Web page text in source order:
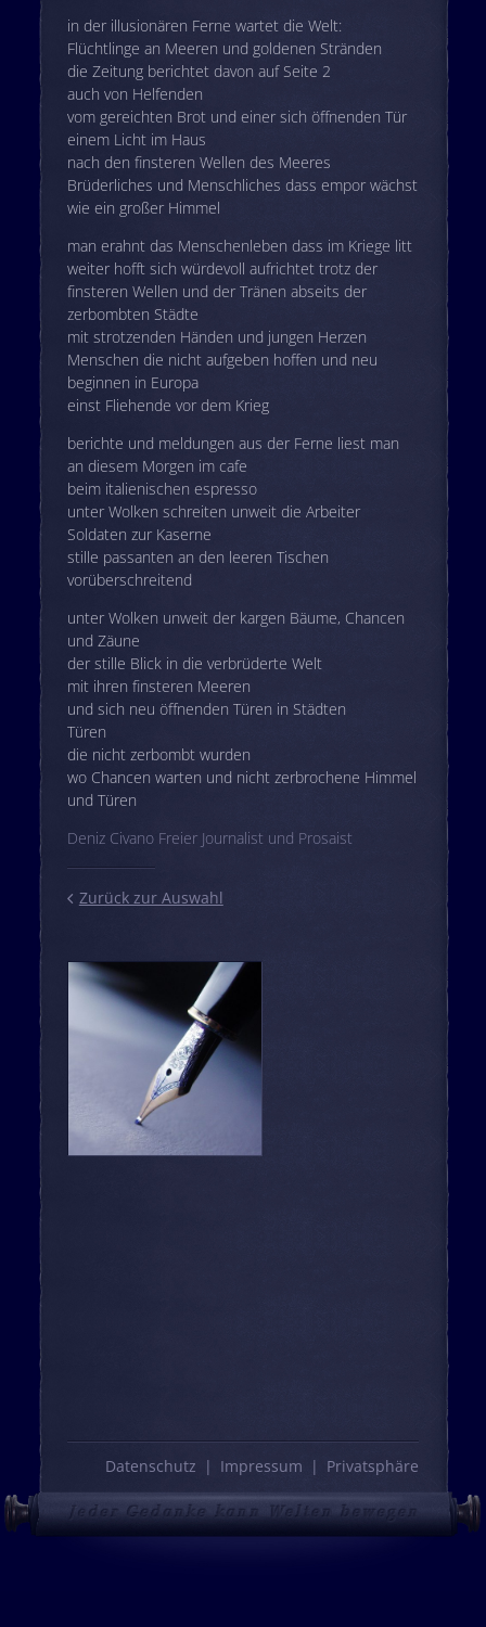
in der illusionären Ferne wartet die Welt:
Flüchtlinge an Meeren und goldenen Stränden
die Zeitung berichtet davon auf Seite 2
auch von Helfenden
vom gereichten Brot und einer sich öffnenden Tür
einem Licht im Haus
nach den finsteren Wellen des Meeres
Brüderliches und Menschliches dass empor wächst
wie ein großer Himmel
man erahnt das Menschenleben dass im Kriege litt
weiter hofft sich würdevoll aufrichtet trotz der
finsteren Wellen und der Tränen abseits der
zerbombten Städte
mit strotzenden Händen und jungen Herzen
Menschen die nicht aufgeben hoffen und neu
beginnen in Europa
einst Fliehende vor dem Krieg
berichte und meldungen aus der Ferne liest man
an diesem Morgen im cafe
beim italienischen espresso
unter Wolken schreiten unweit die Arbeiter
Soldaten zur Kaserne
stille passanten an den leeren Tischen
vorüberschreitend
unter Wolken unweit der kargen Bäume, Chancen
und Zäune
der stille Blick in die verbrüderte Welt
mit ihren finsteren Meeren
und sich neu öffnenden Türen in Städten
Türen
die nicht zerbombt wurden
wo Chancen warten und nicht zerbrochene Himmel
und Türen
Deniz Civano Freier Journalist und Prosaist
Zurück zur Auswahl
Datenschutz Impressum Privatsphäre